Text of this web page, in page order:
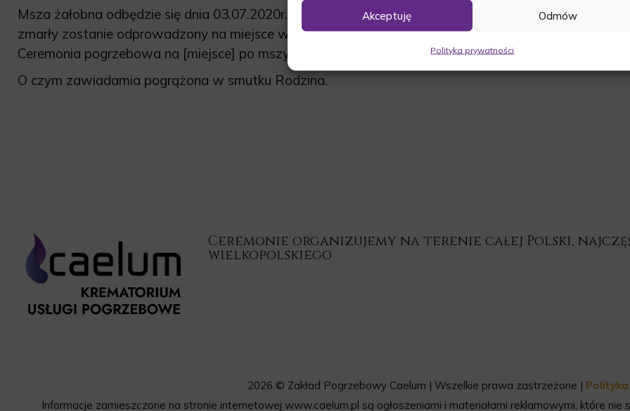
Akceptuję Odmów
Polityka prywatności
Msza żałobna odbędzie się dnia 03.07.2020r. o godzinie 13:00 w kaplicy cmentarnej, po czym
zmarły zostanie odprowadzony na miejsce wiecznego spoczynku.
Ceremonia pogrzebowa na [miejsce] po mszy świętej o godzinie [godzina].
O czym zawiadamia pogrążona w smutku Rodzina.
Ceremonie organizujemy na terenie całej Polski,
wielkopolskiego
2026 © Zakład Pogrzebowy Caelum | Wszelkie prawa zastrzeżone |
Informacje zamieszczone na stronie internetowej www.caelum.pl są ogłoszeniami i materiałami reklamowymi, które